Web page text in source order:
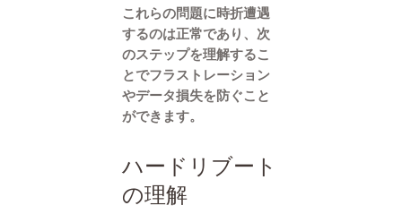
これらの問題に時折遭遇
するのは正常であり、次
のステップを理解するこ
とでフラストレーション
やデータ損失を防ぐこと
ができます。
ハードリブート
の理解